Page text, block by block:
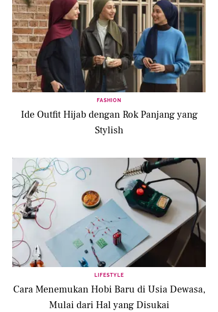
FASHION
Ide Outfit Hijab dengan Rok Panjang yang
Stylish
LIFESTYLE
Cara Menemukan Hobi Baru di Usia Dewasa,
Mulai dari Hal yang Disukai